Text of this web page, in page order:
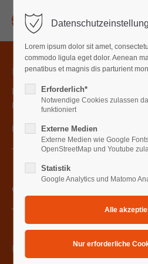
Login
Benutzername
Passwort
Anmelden
Register|Lost your password?
Support
Lorem ipsum dolor sit amet:
Praxis für Nuklearmedizin
Doktor (Univ. Teheran) Elham
Fachärztin für Nuklearmeidizin
Luisenstraße 5, 30159 Hannover
Telefon0511 327979
email: praxis@nabavi-
Telefax: 05113681707
Unsere Sprechzeiten
Lorem ipsum dolor sit amet,
commodo ligula eget dolor. Aenean
penatibus et magnis dis parturient
Erforderlich*
Notwendige Cookies zulassen
funktioniert
Externe Medien
Externe Medien wie Google
OpenStreetMap und Youtube
Statistik
Google Analytics und Matomo